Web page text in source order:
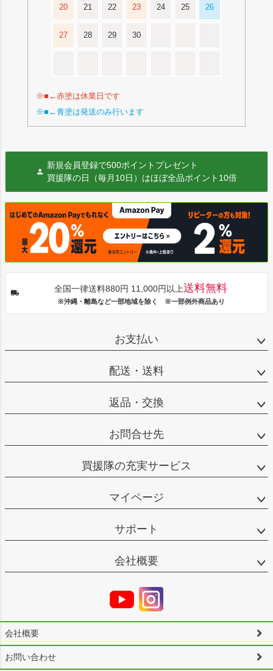
20 21 22 23 24 25 26
27 28 29 30
※■←赤塗は休業日です
※■←青塗は発送のみ行います
新規会員登録で500ポイントプレゼント
買援隊の日（毎月10日）はほぼ全品ポイント10倍
全国一律送料880円 11,000円以上送料無料
※沖縄・離島など一部地域を除く ※一部例外商品あり
お支払い
配送・送料
返品・交換
お問合せ先
買援隊の充実サービス
マイページ
サポート
会社概要
会社概要
お問い合わせ